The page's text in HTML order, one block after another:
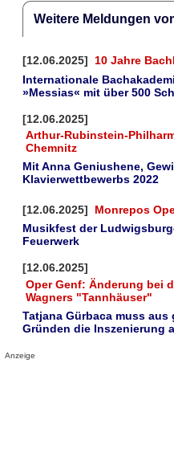
Weitere Meldungen
[12.06.2025] 10 Jahre
Internationale
»Messias« mit über 500
[12.06.2025]
Arthur-Rubinstein-
Chemnitz
Mit Anna Geniushene,
Klavierwettbewerbs 2022
[12.06.2025]
Monrepos
Musikfest der
Feuerwerk
[12.06.2025]
Oper Genf: Änderung bei
Wagners "Tannhäuser"
Tatjana Gürbaca muss
Gründen die Inszenierung
Anzeige